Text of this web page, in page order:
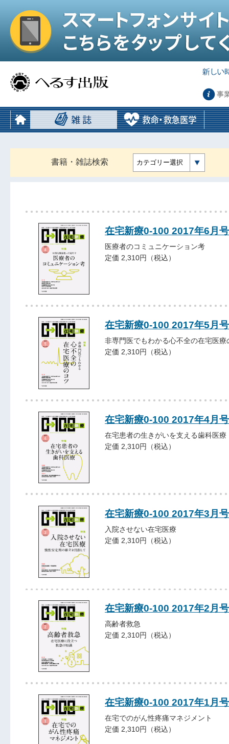
事
書籍・雑誌検索 カテゴリー選択
在宅新療0-100 2017年6月号
医療者のコミュニケーション考
定価 2,310円（税込）
在宅新療0-100 2017年5月号
非専門医でもわかる心不全の在宅医療
定価 2,310円（税込）
在宅新療0-100 2017年4月号
在宅患者の生きがいを支える歯科医療
定価 2,310円（税込）
在宅新療0-100 2017年3月号
入院させない在宅医療
定価 2,310円（税込）
在宅新療0-100 2017年2月号
高齢者救急
定価 2,310円（税込）
在宅新療0-100 2017年1月号
在宅でのがん性疼痛マネジメント
定価 2,310円（税込）